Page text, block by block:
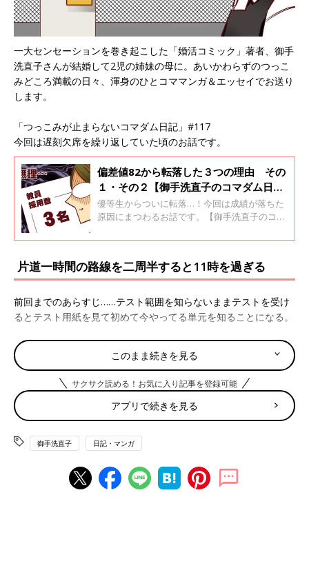
一大センセーションを巻き起こした「婚活コミック」著者、御手
洗直子さんが結婚して2児の姉妹の母に。あいかわらずのつっこ
みどころ満載の日々、渾身のひとコママンガ＆エッセイでお送り
します。
「つっこみが止まらないコマダム日記」#117
今回は遅刻欠席を繰り返していた頃のお話です。
偏差値82から転落した３つの理由 その
１・その２【御手洗直子のコマダム日
記】
優等生からついに転落…！今回は成績が落ちた
原因にまつわるお話です。【御手洗直子のコマ
片道一時間の路線を二周半すると11時を過ぎる
前回までのあらすじ……テスト範囲を知らないままテストを受け
るとテスト用紙を見て初めて今やってる単元を知ることになる。
さてテストでド底辺をウロついていた私の授業態度はどうだった
かというとネームを考えているか寝ているかの二択という本当に
どうしようもない状態であった。授業に出ているだけまだ相当マ
シで実際は遅刻したりサボッたりしまくっていた。というか本人
は学校に行こうとは思っているのだが毎日原稿とバイトでヘトヘ
トなので通学電車の中で寝てそのまま始発駅から終着駅まで行
き、そのまま折り返し（当時は点検して乗客を降ろすというのが
無かった）始発駅から折り返したところの途中駅で気づいて起き
る。と午前11時とかになっていたりするのでそのままあきらめて
家に帰ったりしていた。誰も起こしてくれないのもすごい。
このまま続きを見る
サクサク読める！お気に入り記事を登録可能
アプリで続きを見る
御手洗直子 日記・マンガ